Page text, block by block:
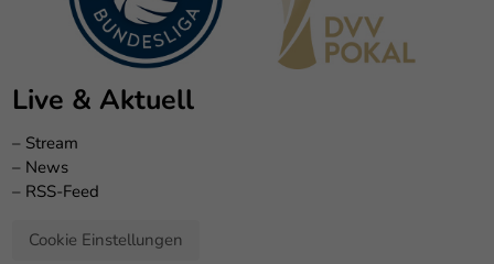
Live & Aktuell
– Stream
– News
– RSS-Feed
Cookie Einstellungen